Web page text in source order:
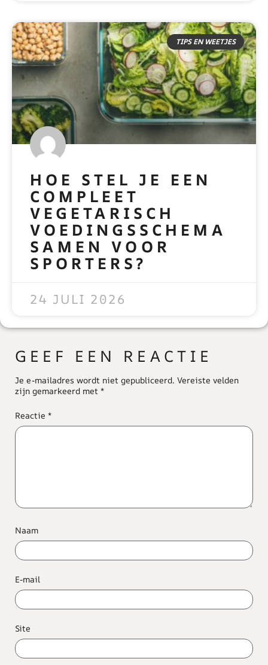
TIPS EN WEETJES
HOE STEL JE EEN
COMPLEET
VEGETARISCH
VOEDINGSSCHEMA
SAMEN VOOR
SPORTERS?
24 JULI 2026
GEEF EEN REACTIE
Je e-mailadres wordt niet gepubliceerd. Vereiste velden
zijn gemarkeerd met *
Reactie *
Naam
E-mail
Site